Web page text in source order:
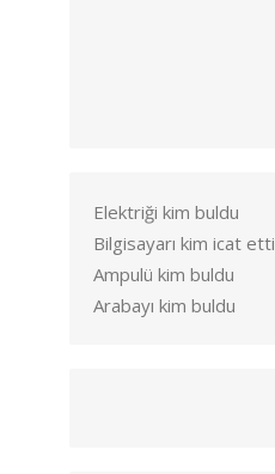
Elektriği kim buldu
Bilgisayarı kim icat etti
Ampulü kim buldu
Arabayı kim buldu